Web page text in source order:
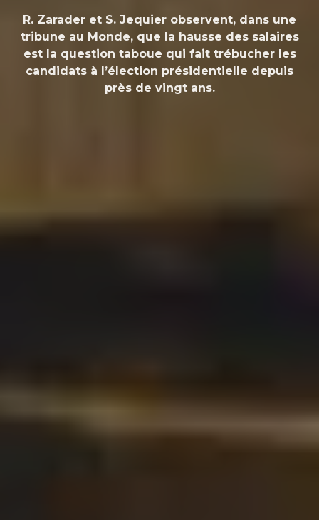
R. Zarader et S. Jequier observent, dans une
tribune au Monde, que la hausse des salaires
est la question taboue qui fait trébucher les
candidats à l’élection présidentielle depuis
près de vingt ans.